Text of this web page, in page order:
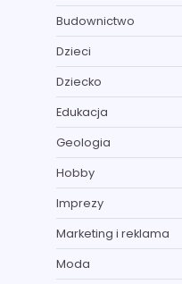
Budownictwo
Dzieci
Dziecko
Edukacja
Geologia
Hobby
Imprezy
Marketing i reklama
Moda